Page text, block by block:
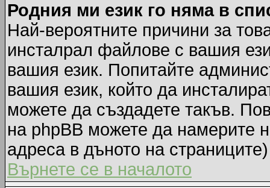
Родния ми език го няма в
Най-вероятните причини за
инсталрал файлове с вашия
вашия език. Попитайте
вашия език, който да
можете да създадете такъв.
на phpBB можете да намерите
адреса в дъното на страниците)
Върнете се в началото